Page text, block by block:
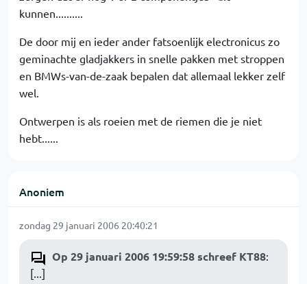
kunnen..........
De door mij en ieder ander fatsoenlijk electronicus zo
geminachte gladjakkers in snelle pakken met stroppen
en BMWs-van-de-zaak bepalen dat allemaal lekker zelf
wel.
Ontwerpen is als roeien met de riemen die je niet
hebt......
Anoniem
zondag 29 januari 2006 20:40:21
Op 29 januari 2006 19:59:58 schreef KT88:
[...]